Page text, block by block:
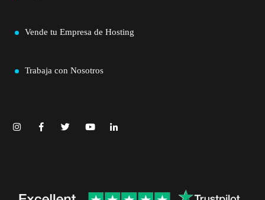
Vende tu Empresa de Hosting
Trabaja con Nosotros